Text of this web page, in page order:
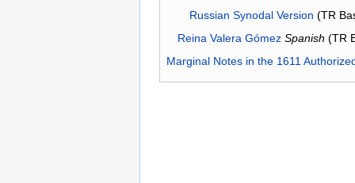
Russian Synodal Version (TR
Reina Valera Gómez Spanish (TR
Marginal Notes in the 1611